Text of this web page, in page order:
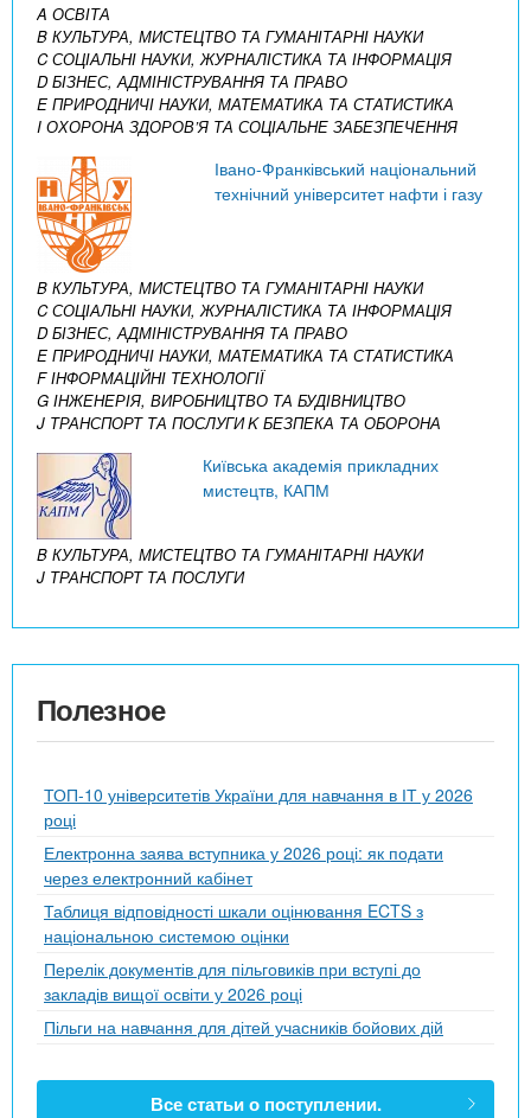
A ОСВІТА
B КУЛЬТУРА, МИСТЕЦТВО ТА ГУМАНІТАРНІ НАУКИ
C СОЦІАЛЬНІ НАУКИ, ЖУРНАЛІСТИКА ТА ІНФОРМАЦІЯ
D БІЗНЕС, АДМІНІСТРУВАННЯ ТА ПРАВО
E ПРИРОДНИЧІ НАУКИ, МАТЕМАТИКА ТА СТАТИСТИКА
I ОХОРОНА ЗДОРОВ’Я ТА СОЦІАЛЬНЕ ЗАБЕЗПЕЧЕННЯ
Івано-Франківський національний
технічний університет нафти і газу
B КУЛЬТУРА, МИСТЕЦТВО ТА ГУМАНІТАРНІ НАУКИ
C СОЦІАЛЬНІ НАУКИ, ЖУРНАЛІСТИКА ТА ІНФОРМАЦІЯ
D БІЗНЕС, АДМІНІСТРУВАННЯ ТА ПРАВО
E ПРИРОДНИЧІ НАУКИ, МАТЕМАТИКА ТА СТАТИСТИКА
F ІНФОРМАЦІЙНІ ТЕХНОЛОГІЇ
G ІНЖЕНЕРІЯ, ВИРОБНИЦТВО ТА БУДІВНИЦТВО
J ТРАНСПОРТ ТА ПОСЛУГИK БЕЗПЕКА ТА ОБОРОНА
Київська академія прикладних
мистецтв, КАПМ
B КУЛЬТУРА, МИСТЕЦТВО ТА ГУМАНІТАРНІ НАУКИ
J ТРАНСПОРТ ТА ПОСЛУГИ
Полезное
ТОП-10 університетів України для навчання в ІТ у 2026
році
Електронна заява вступника у 2026 році: як подати
через електронний кабінет
Таблиця відповідності шкали оцінювання ECTS з
національною системою оцінки
Перелік документів для пільговиків при вступі до
закладів вищої освіти у 2026 році
Пільги на навчання для дітей учасників бойових дій
Все статьи о поступлении.